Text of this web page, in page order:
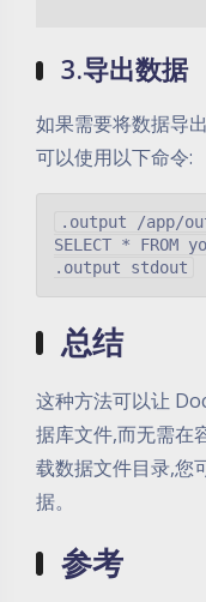
3.导出数据
如果需要将数据导
可以使用以下命令:
.output /app/
SELECT * FROM
总结
这种方法可以让
据库文件,而无需在
载数据文件目录,您
据。
参考